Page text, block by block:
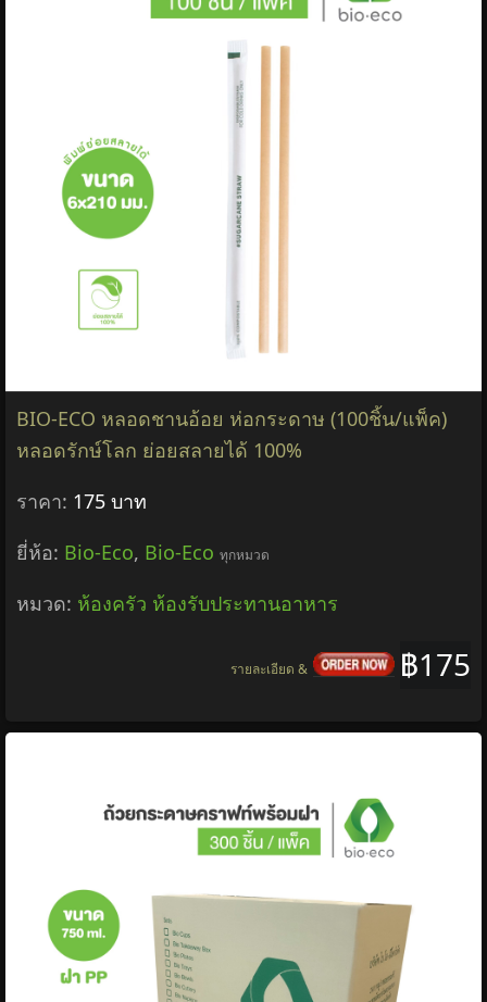
BIO-ECO หลอดชานอ้อย ห่อกระดาษ (100ชิ้น/แพ็ค)
หลอดรักษ์โลก ย่อยสลายได้ 100%
ราคา: 175 บาท
ยี่ห้อ: Bio-Eco, Bio-Eco ทุกหมวด
หมวด: ห้องครัว ห้องรับประทานอาหาร
฿175
รายละเอียด &